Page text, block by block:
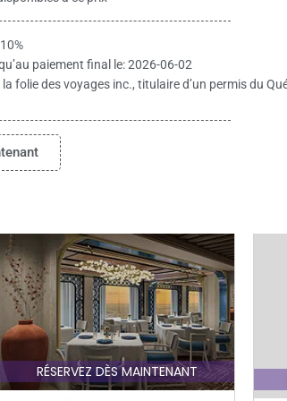
paiement final le: 2026-06-02
folie des voyages inc., titulaire d’un permis du
RÉSERVEZ DÈS MAINTENANT